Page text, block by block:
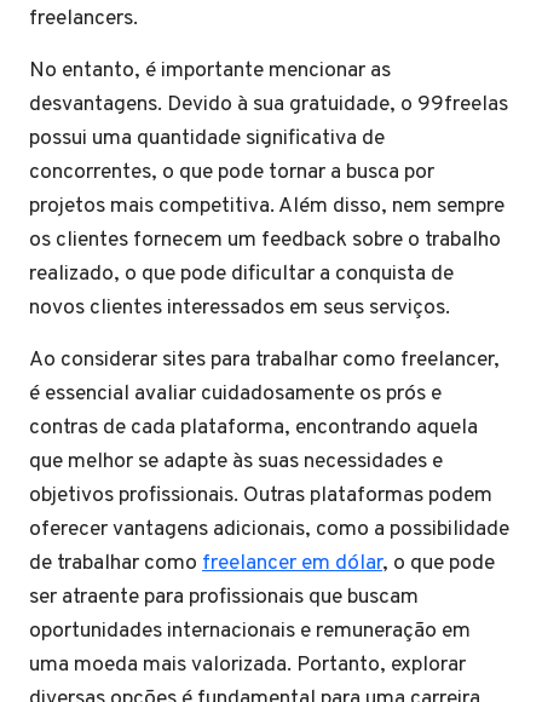
freelancers.
No entanto, é importante mencionar as
desvantagens. Devido à sua gratuidade, o 99freelas
possui uma quantidade significativa de
concorrentes, o que pode tornar a busca por
projetos mais competitiva. Além disso, nem sempre
os clientes fornecem um feedback sobre o trabalho
realizado, o que pode dificultar a conquista de
novos clientes interessados em seus serviços.
Ao considerar sites para trabalhar como freelancer,
é essencial avaliar cuidadosamente os prós e
contras de cada plataforma, encontrando aquela
que melhor se adapte às suas necessidades e
objetivos profissionais. Outras plataformas podem
oferecer vantagens adicionais, como a possibilidade
de trabalhar como freelancer em dólar, o que pode
ser atraente para profissionais que buscam
oportunidades internacionais e remuneração em
uma moeda mais valorizada. Portanto, explorar